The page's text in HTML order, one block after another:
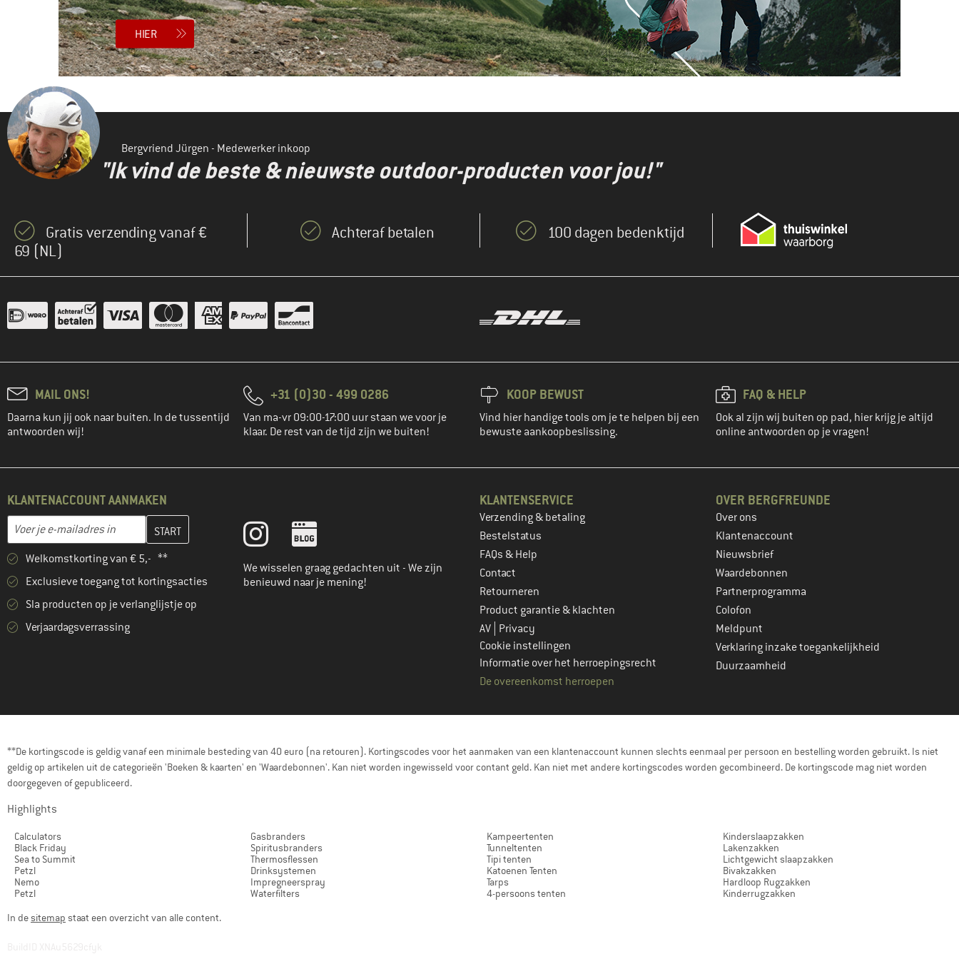
HIER
Bergvriend Jürgen - Medewerker inkoop
"Ik vind de beste & nieuwste outdoor-producten voor jou!"
Gratis verzending vanaf €
69 (NL)
Achteraf betalen 100 dagen bedenktijd
MAIL ONS!
Daarna kun jij ook naar buiten. In de tussentijd
antwoorden wij!
+31 (0)30 - 499 0286
Van ma-vr 09:00-17:00 uur staan we voor je
klaar. De rest van de tijd zijn we buiten!
KOOP BEWUST
Vind hier handige tools om je te helpen bij een
bewuste aankoopbeslissing.
FAQ & HELP
Ook al zijn wij buiten op pad, hier krijg je altijd
online antwoorden op je vragen!
KLANTENACCOUNT AANMAKEN
E-mailadres
Vul je e-mailadres hier in en maak in de volgende stap je klantenaccount aan
Welkomstkorting van € 5,- **
Exclusieve toegang tot kortingsacties
Sla producten op je verlanglijstje op
Verjaardagsverrassing
We wisselen graag gedachten uit - We zijn
benieuwd naar je mening!
KLANTENSERVICE
Verzending & betaling
Bestelstatus
FAQs & Help
Contact
Retourneren
Product garantie & klachten
AV Privacy
Cookie instellingen
Informatie over het herroepingsrecht
De overeenkomst herroepen
OVER BERGFREUNDE
Over ons
Klantenaccount
Nieuwsbrief
Waardebonnen
Partnerprogramma
Colofon
Meldpunt
Verklaring inzake toegankelijkheid
Duurzaamheid
**De kortingscode is geldig vanaf een minimale besteding van 40 euro (na retouren). Kortingscodes voor het aanmaken van een klantenaccount kunnen slechts eenmaal per persoon en bestelling worden gebruikt. Is niet
geldig op artikelen uit de categorieën 'Boeken & kaarten' en 'Waardebonnen'. Kan niet worden ingewisseld voor contant geld. Kan niet met andere kortingscodes worden gecombineerd. De kortingscode mag niet worden
doorgegeven of gepubliceerd.
Highlights
Calculators
Black Friday
Sea to Summit
Petzl
Nemo
Petzl
Gasbranders
Spiritusbranders
Thermosflessen
Drinksystemen
Impregneerspray
Waterfilters
Kampeertenten
Tunneltenten
Tipi tenten
Katoenen Tenten
Tarps
4-persoons tenten
Kinderslaapzakken
Lakenzakken
Lichtgewicht slaapzakken
Bivakzakken
Hardloop Rugzakken
Kinderrugzakken
In desitemap staat een overzicht van alle content.